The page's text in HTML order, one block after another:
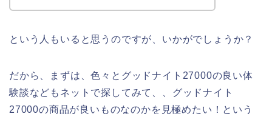
という人もいると思うのですが、いかがでしょうか？
だから、まずは、色々とグッドナイト27000の良い体
験談などもネットで探してみて、、グッドナイト
27000の商品が良いものなのかを見極めたい！という